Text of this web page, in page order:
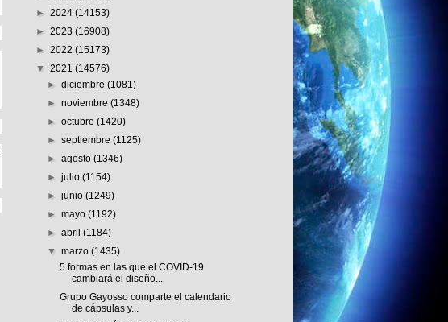
► 2024 (14153)
► 2023 (16908)
► 2022 (15173)
▼ 2021 (14576)
►diciembre(1081)
►noviembre(1348)
►octubre(1420)
►septiembre(1125)
►agosto(1346)
►julio(1154)
►junio(1249)
►mayo(1192)
►abril(1184)
▼marzo(1435)
5 formas en las que el COVID-19
cambiará el diseño...
Grupo Gayosso comparte el calendario
de cápsulas y...